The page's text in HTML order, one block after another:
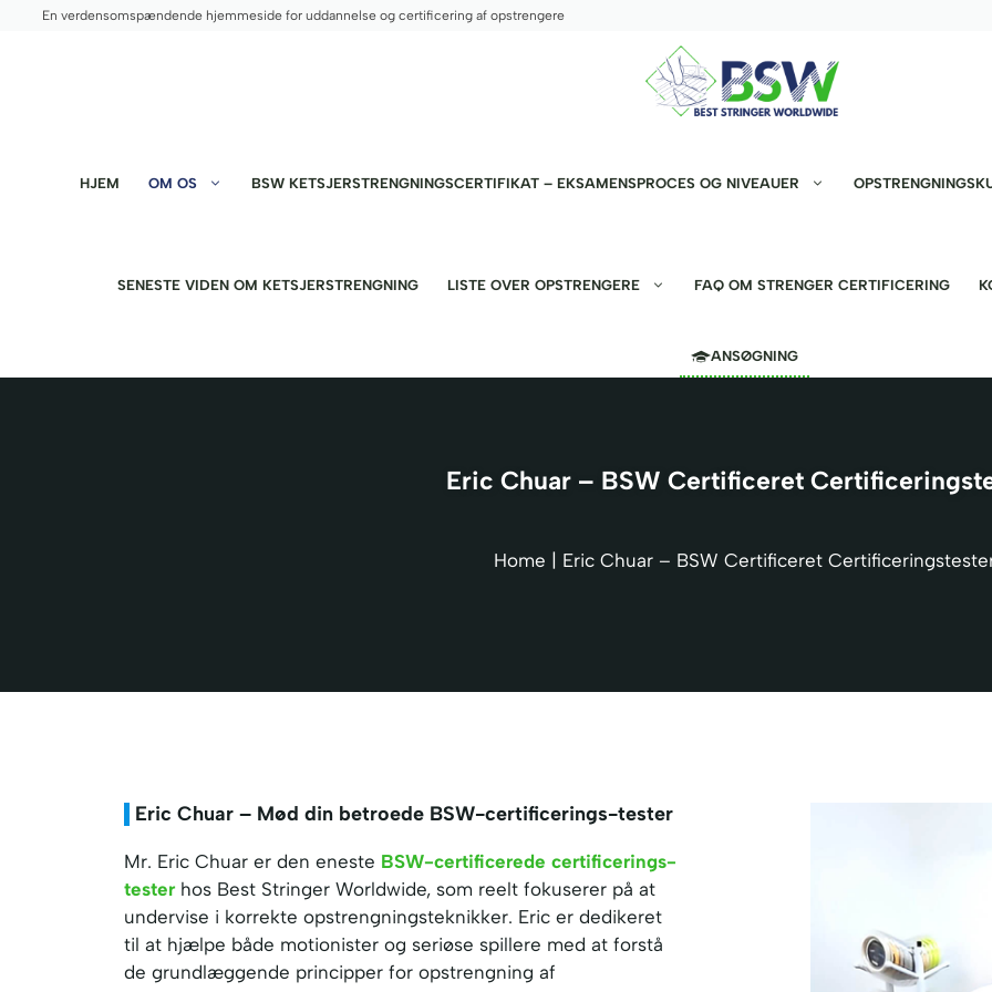
En verdensomspændende hjemmeside for uddannelse og certificering af opstrengere
HJEM OM OS BSW KETSJERSTRENGNINGSCERTIFIKAT – EKSAMENSPROCES OG NIVEAUER
SENESTE VIDEN OM KETSJERSTRENGNING LISTE OVER OPSTRENGERE FAQ OM STRENGER CERTIFICERING
ANSØGNING
Eric Chuar – BSW Certificeret
Home Eric Chuar – BSW Certificeret
Eric Chuar – Mød din betroede BSW-certificerings-tester
Mr. Eric Chuar er den eneste BSW-certificerede certificerings-
testerhos Best Stringer Worldwide, som reelt fokuserer på at
undervise i korrekte opstrengningsteknikker. Eric er dedikeret
til at hjælpe både motionister og seriøse spillere med at forstå
de grundlæggende principper for opstrengning af